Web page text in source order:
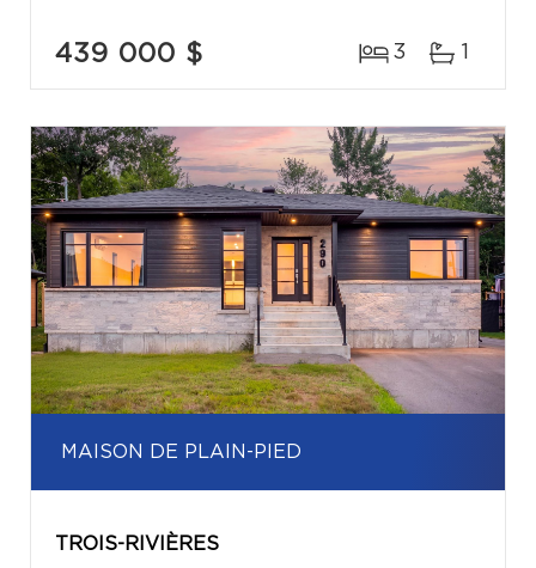
439 000 $ 3 1
MAISON DE PLAIN-PIED
TROIS-RIVIÈRES